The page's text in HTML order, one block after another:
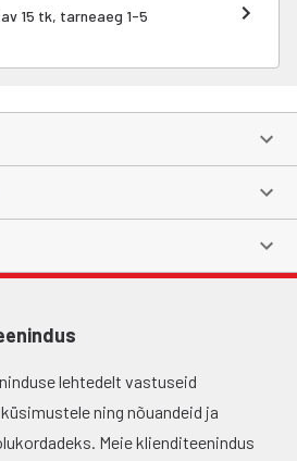
15 tk, tarneaeg 1-5
lehtedelt vastuseid
ning nõuandeid ja
Meie klienditeenindus